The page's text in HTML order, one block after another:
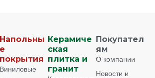
Напольны
е
покрытия
Виниловые
Керамиче
ская
плитка и
гранит
Покупател
ям
О компании
Новости и